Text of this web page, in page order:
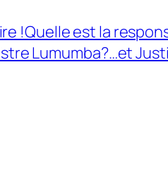
!Quelle est la
Lumumba?…et